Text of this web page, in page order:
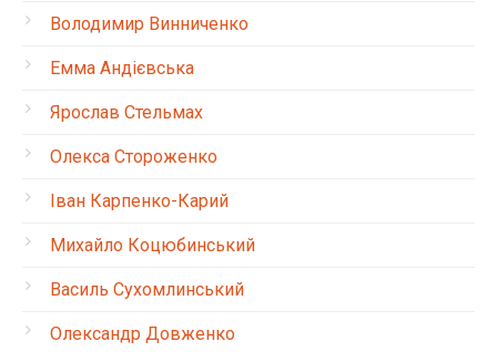
Володимир Винниченко
Емма Андієвська
Ярослав Стельмах
Олекса Стороженко
Іван Карпенко-Карий
Михайло Коцюбинський
Василь Сухомлинський
Олександр Довженко